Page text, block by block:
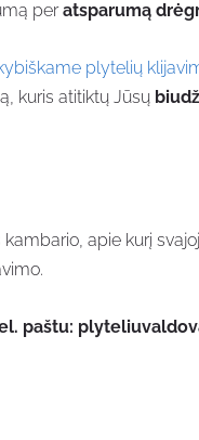
peratsparumą
plytelių
kuris atitiktų Jūsų
apie kurį
paštu: